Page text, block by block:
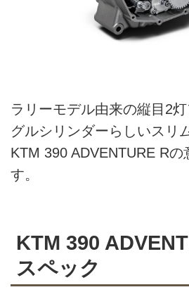
ラリーモデル由来の縦目2
グルシリンダーらしいスリ
KTM 390 ADVENTURE Rの
す。
KTM 390
スペック